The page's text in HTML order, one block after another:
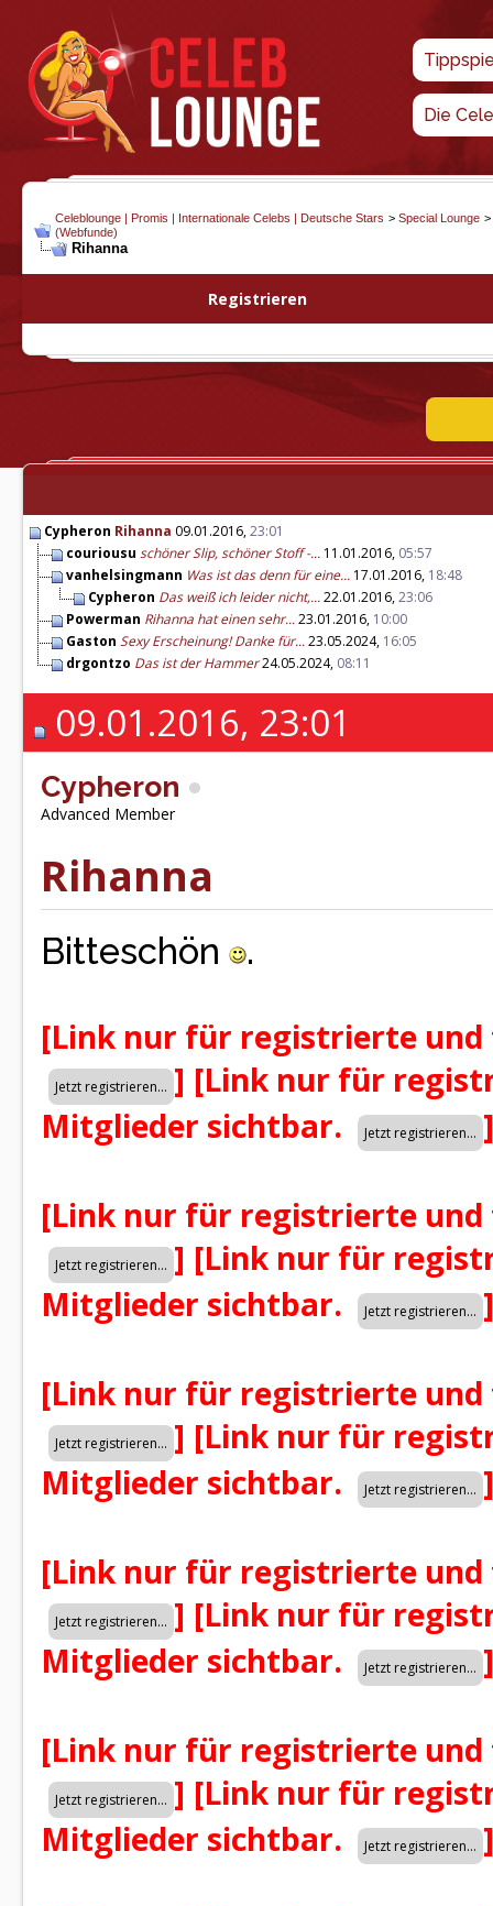
Die
Celeblounge | Promis | Internationale Celebs | Deutsche Stars > Special Lounge >
(Webfunde)
Rihanna
Registrieren
Cypheron Rihanna 09.01.2016,23:01
couriousu schöner Slip, schöner Stoff -... 11.01.2016, 05:57
vanhelsingmann Was ist das denn für eine... 17.01.2016, 18:48
Cypheron Das weiß ich leider nicht,...22.01.2016,23:06
Powerman Rihanna hat einen sehr...23.01.2016, 10:00
Gaston Sexy Erscheinung! Danke für...23.05.2024, 16:05
drgontzo Das ist der Hammer24.05.2024, 08:11
09.01.2016, 23:01
Cypheron
Advanced Member
Rihanna
Bitteschön .
[Link nur für registrierte
] [Link nur für
Mitglieder sichtbar.
]
[Link nur für registrierte
] [Link nur für
Mitglieder sichtbar.
]
[Link nur für registrierte
] [Link nur für
Mitglieder sichtbar.
]
[Link nur für registrierte
] [Link nur für
Mitglieder sichtbar.
]
[Link nur für registrierte
] [Link nur für
Mitglieder sichtbar.
]